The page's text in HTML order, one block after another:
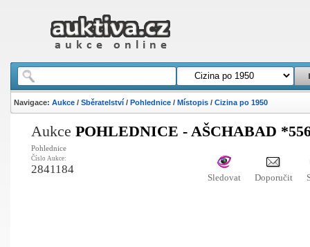
Navigace: Aukce/ Sběratelství/ Pohlednice/ Místopis/ Cizina po 1950
Aukce POHLEDNICE - AŠCHABAD
Pohlednice
Číslo Aukce:
2841184
Sledovat Doporučit